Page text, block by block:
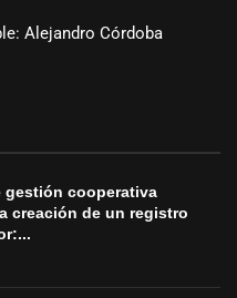
Alejandro Córdoba
gestión cooperativa
creación de un registro